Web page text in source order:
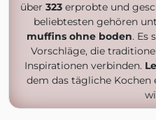
über 323 erprobte und
beliebtesten gehören
muffins ohne boden. Es
Vorschläge, die
Inspirationen verbinden.
dem das tägliche Kochen